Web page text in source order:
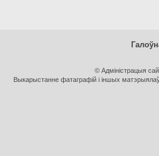
© Адміністрацыя
Выкарыстанне фатаграфій і іншых